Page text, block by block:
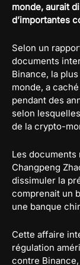
monde, aurait
d’importantes
Selon un
documents
Binance, la
monde, a
pendant des
selon
de la crypto-
Les
Changpeng
dissimuler la
comprenait un
une banque
Cette affaire
régulation
contre